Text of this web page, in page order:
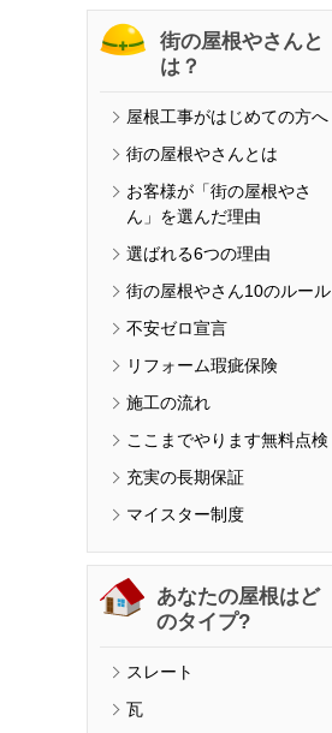
街の屋根やさんと
は？
屋根工事がはじめての方へ
街の屋根やさんとは
お客様が「街の屋根やさ
ん」を選んだ理由
選ばれる6つの理由
街の屋根やさん10のルール
不安ゼロ宣言
リフォーム瑕疵保険
施工の流れ
ここまでやります無料点検
充実の長期保証
マイスター制度
あなたの屋根はど
のタイプ?
スレート
瓦